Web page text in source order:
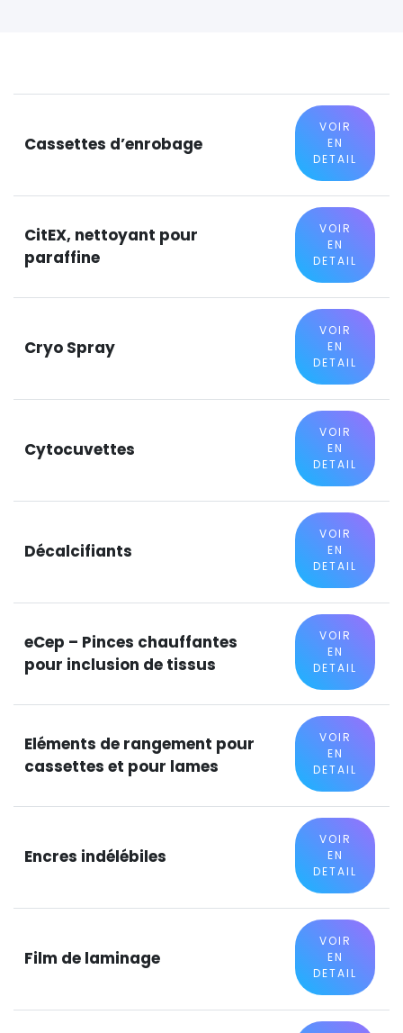
Cassettes d’enrobage
VOIR
EN
DETAIL
CitEX, nettoyant pour
paraffine
VOIR
EN
DETAIL
Cryo Spray
VOIR
EN
DETAIL
Cytocuvettes
VOIR
EN
DETAIL
Décalcifiants
VOIR
EN
DETAIL
eCep – Pinces chauffantes
pour inclusion de tissus
VOIR
EN
DETAIL
Eléments de rangement pour
cassettes et pour lames
VOIR
EN
DETAIL
Encres indélébiles
VOIR
EN
DETAIL
Film de laminage
VOIR
EN
DETAIL